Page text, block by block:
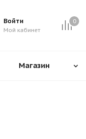
0
Войти
Мой кабинет
Магазин